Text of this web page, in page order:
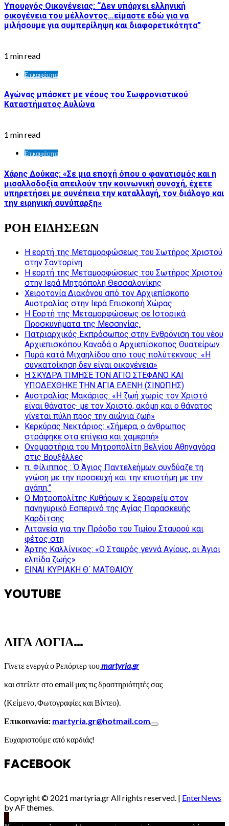
Υπουργός Οικογένειας: “Δεν υπάρχει ελληνική
οικογένεια του μέλλοντος…είμαστε εδώ για να
μιλήσουμε για συμπερίληψη και διαφορετικότητα”
1 min read
Επικαιρότητα
Αγώνας μπάσκετ με νέους του Σωφρονιστικού
Καταστήματος Αυλώνα
1 min read
Επικαιρότητα
Χάρης Δούκας: «Σε μια εποχή όπου ο φανατισμός και η
μισαλλοδοξία απειλούν την κοινωνική συνοχή, έχετε
υπηρετήσει με συνέπεια την καταλλαγή, τον διάλογο και
την ειρηνική συνύπαρξη»
ΡΟΗ ΕΙΔΗΣΕΩΝ
Η εορτή της Μεταμορφώσεως του Σωτήρος Χριστού
στην Σαντορίνη
Η εορτή της Μεταμορφώσεως του Σωτήρος Χριστού
στην Ιερά Μητρόπολη Θεσσαλονίκης
Χειροτονία Διακόνου από τον Αρχιεπίσκοπο
Αυστραλίας στην Ιερά Επισκοπή Χώρας
Η Εορτή της Μεταμορφώσεως σε Ιστορικά
Προσκυνήματα της Μεσσηνίας.
Πατριαρχικός Εκπρόσωπος στην Ενθρόνιση του νέου
Αρχιεπισκόπου Καναδά ο Αρχιεπίσκοπος Θυατείρων
Πυρά κατά Μιχαηλίδου από τους πολύτεκνους: «Η
συγκατοίκηση δεν είναι οικογένεια»
Η ΣΚΥΔΡΑ ΤΙΜΗΣΕ ΤΟΝ ΑΓΙΟ ΣΤΕΦΑΝΟ ΚΑΙ
ΥΠΟΔΕΧΘΗΚΕ ΤΗΝ ΑΓΙΑ ΕΛΕΝΗ (ΣΙΝΩΠΗΣ)
Αυστραλίας Μακάριος: «Η ζωή χωρίς τον Χριστό
είναι θάνατος· με τον Χριστό, ακόμη και ο θάνατος
γίνεται πύλη προς την αιώνια ζωή»
Κερκύρας Νεκτάριος: «Σήμερα, ο άνθρωπος
στράφηκε στα επίγεια και χαμερπή»
Ονομαστήρια του Μητροπολίτη Βελγίου Αθηναγόρα
στις Βρυξέλλες
π. Φίλιππος : Ό Άγιος Παντελεήμων συνδύαζε τη
γνώση με την προσευχή και την επιστήμη με την
αγάπη.”
Ο Μητροπολίτης Κυθήρων κ. Σεραφείμ στον
πανηγυρικό Εσπερινό της Αγίας Παρασκευής
Καρδίτσης
Λιτανεία για την Πρόοδο του Τιμίου Σταυρού και
φέτος στη
Άρτης Καλλίνικος: «Ο Σταυρός γεννά Αγίους, οι Άγιοι
ελπίδα ζωής»
ΕΙΝΑΙ ΚΥΡΙΑΚΗ Θ΄ ΜΑΤΘΑΙΟΥ
YOUTUBE
ΛΙΓΑ ΛΟΓΙΑ…
Γίνετε ενεργά ο Ρεπόρτερ τουmartyria.gr
και στείλτε στο email μας τις δραστηριότητές σας
(Κείμενο, Φωτογραφίες και Βίντεο).
Επικοινωνία: martyria.gr@hotmail.com
Ευχαριστούμε από καρδιάς!
FACEBOOK
Copyright © 2021 martyria.gr All rights reserved. | EnterNews
by AF themes.